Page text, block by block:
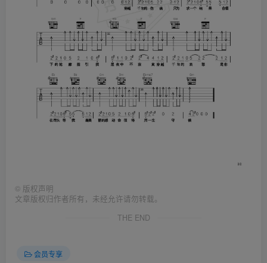
© 版权声明
文章版权归作者所有，未经允许请勿转载。
THE END
会员专享